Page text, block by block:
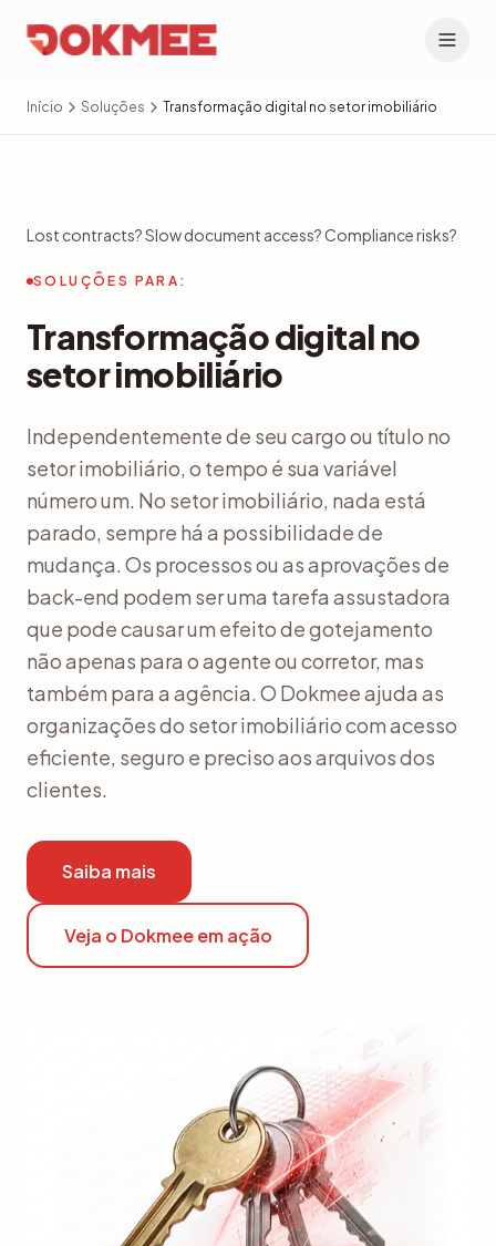
Início Soluções Transformação digital no setor imobiliário
Lost contracts? Slow document access? Compliance risks?
SOLUÇÕES PARA:
Transformação digital no
setor imobiliário
Independentemente de seu cargo ou título no
setor imobiliário, o tempo é sua variável
número um. No setor imobiliário, nada está
parado, sempre há a possibilidade de
mudança. Os processos ou as aprovações de
back-end podem ser uma tarefa assustadora
que pode causar um efeito de gotejamento
não apenas para o agente ou corretor, mas
também para a agência. O Dokmee ajuda as
organizações do setor imobiliário com acesso
eficiente, seguro e preciso aos arquivos dos
clientes.
Saiba mais
Veja o Dokmee em ação